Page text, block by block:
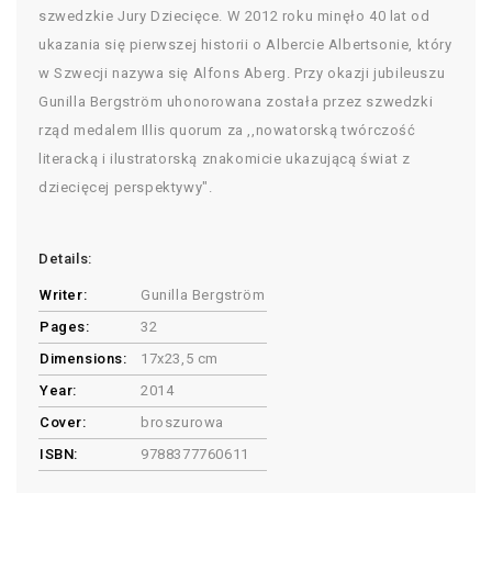
szwedzkie Jury Dziecięce. W 2012 roku minęło 40 lat od
ukazania się pierwszej historii o Albercie Albertsonie, który
w Szwecji nazywa się Alfons Aberg. Przy okazji jubileuszu
Gunilla Bergström uhonorowana została przez szwedzki
rząd medalem Illis quorum za ,,nowatorską twórczość
literacką i ilustratorską znakomicie ukazującą świat z
dziecięcej perspektywy".
Details:
Writer:
Gunilla Bergström
Pages:
32
Dimensions:
17x23,5 cm
Year:
2014
Cover:
broszurowa
ISBN:
9788377760611